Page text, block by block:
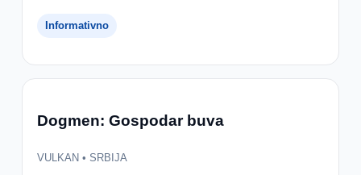
Informativno
Dogmen: Gospodar buva
VULKAN • SRBIJA